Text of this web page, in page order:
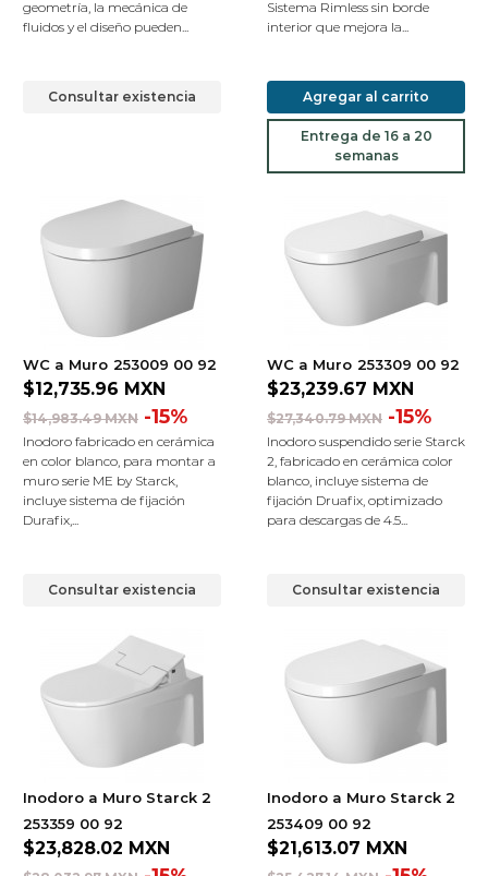
geometría, la mecánica de
fluidos y el diseño pueden...
Consultar existencia
Sistema Rimless sin borde
interior que mejora la...
Agregar al carrito
Entrega de 16 a 20
semanas
WC a Muro 253009 00 92
$12,735.96 MXN
$14,983.49 MXN -15%
Inodoro fabricado en cerámica
en color blanco, para montar a
muro serie ME by Starck,
incluye sistema de fijación
Durafix,...
Consultar existencia
WC a Muro 253309 00 92
$23,239.67 MXN
$27,340.79 MXN -15%
Inodoro suspendido serie Starck
2, fabricado en cerámica color
blanco, incluye sistema de
fijación Druafix, optimizado
para descargas de 4.5...
Consultar existencia
Inodoro a Muro Starck 2
253359 00 92
$23,828.02 MXN
Inodoro a Muro Starck 2
253409 00 92
$21,613.07 MXN